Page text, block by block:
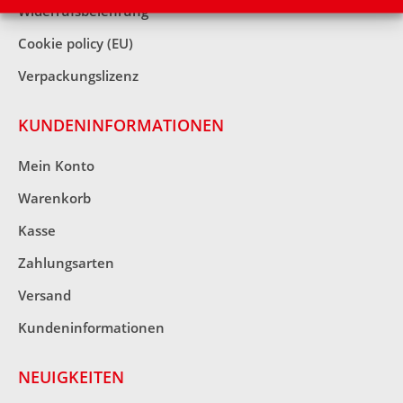
Widerrufsbelehrung
Cookie policy (EU)
Verpackungslizenz
KUNDENINFORMATIONEN
Mein Konto
Warenkorb
Kasse
Zahlungsarten
Versand
Kundeninformationen
NEUIGKEITEN